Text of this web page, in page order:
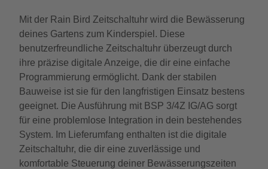
Mit der Rain Bird Zeitschaltuhr wird die Bewässerung
deines Gartens zum Kinderspiel. Diese
benutzerfreundliche Zeitschaltuhr überzeugt durch
ihre präzise digitale Anzeige, die dir eine einfache
Programmierung ermöglicht. Dank der stabilen
Bauweise ist sie für den langfristigen Einsatz bestens
geeignet. Die Ausführung mit BSP 3/4Z IG/AG sorgt
für eine problemlose Integration in dein bestehendes
System. Im Lieferumfang enthalten ist die digitale
Zeitschaltuhr, die dir eine zuverlässige und
komfortable Steuerung deiner Bewässerungszeiten